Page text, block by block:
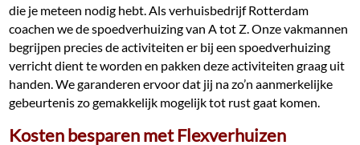
die je meteen nodig hebt. Als verhuisbedrijf Rotterdam
coachen we de spoedverhuizing van A tot Z. Onze vakmannen
begrijpen precies de activiteiten er bij een spoedverhuizing
verricht dient te worden en pakken deze activiteiten graag uit
handen. We garanderen ervoor dat jij na zo’n aanmerkelijke
gebeurtenis zo gemakkelijk mogelijk tot rust gaat komen.
Kosten besparen met Flexverhuizen